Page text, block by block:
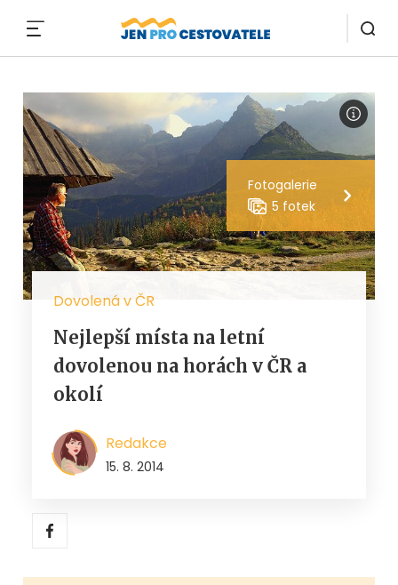
Fotogalerie
5 fotek
Dovolená v ČR
Nejlepší místa na letní
dovolenou na horách v ČR a
okolí
Redakce
15. 8. 2014